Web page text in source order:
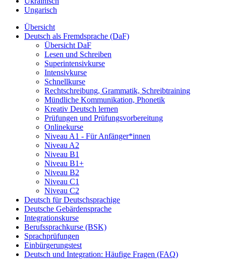
Ungarisch
Übersicht
Deutsch als Fremdsprache (DaF)
Übersicht DaF
Lesen und Schreiben
Superintensivkurse
Intensivkurse
Schnellkurse
Rechtschreibung, Grammatik, Schreibtraining
Mündliche Kommunikation, Phonetik
Kreativ Deutsch lernen
Prüfungen und Prüfungsvorbereitung
Onlinekurse
Niveau A1 - Für Anfänger*innen
Niveau A2
Niveau B1
Niveau B1+
Niveau B2
Niveau C1
Niveau C2
Deutsch für Deutschsprachige
Deutsche Gebärdensprache
Integrationskurse
Berufssprachkurse (BSK)
Sprachprüfungen
Einbürgerungstest
Deutsch und Integration: Häufige Fragen (FAQ)